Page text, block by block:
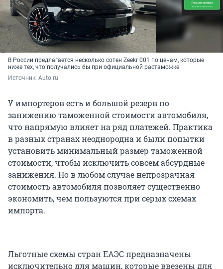
В России предлагается несколько сотен Zeekr 001 по ценам, которые
ниже тех, что получались бы при официальной растаможке
Источник: Auto.ru
У импортеров есть и большой резерв по
занижению таможенной стоимости автомобиля,
что напрямую влияет на ряд платежей. Практика
в разных странах неоднородна и были попытки
установить минимальный размер таможенной
стоимости, чтобы исключить совсем абсурдные
занижения. Но в любом случае непрозрачная
стоимость автомобиля позволяет существенно
экономить, чем пользуются при серых схемах
импорта.
Льготные схемы стран ЕАЭС предназначены
исключительно для машин, которые ввезены для